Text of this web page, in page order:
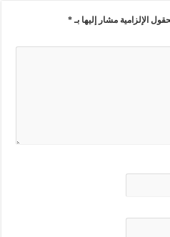
مشار إليها بـ*